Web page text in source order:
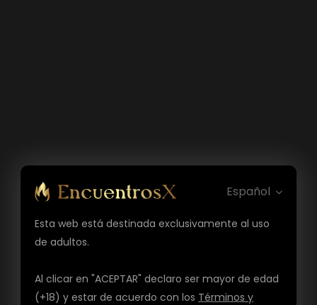
Español
Esta web está destinada exclusivamente al uso
de adultos.
Al clicar en "ACEPTAR" declaro ser mayor de edad
(+18) y estar de acuerdo con los Términos y